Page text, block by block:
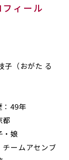
ィール
子（おがた る
：49年
都
・娘
チームアセンブ